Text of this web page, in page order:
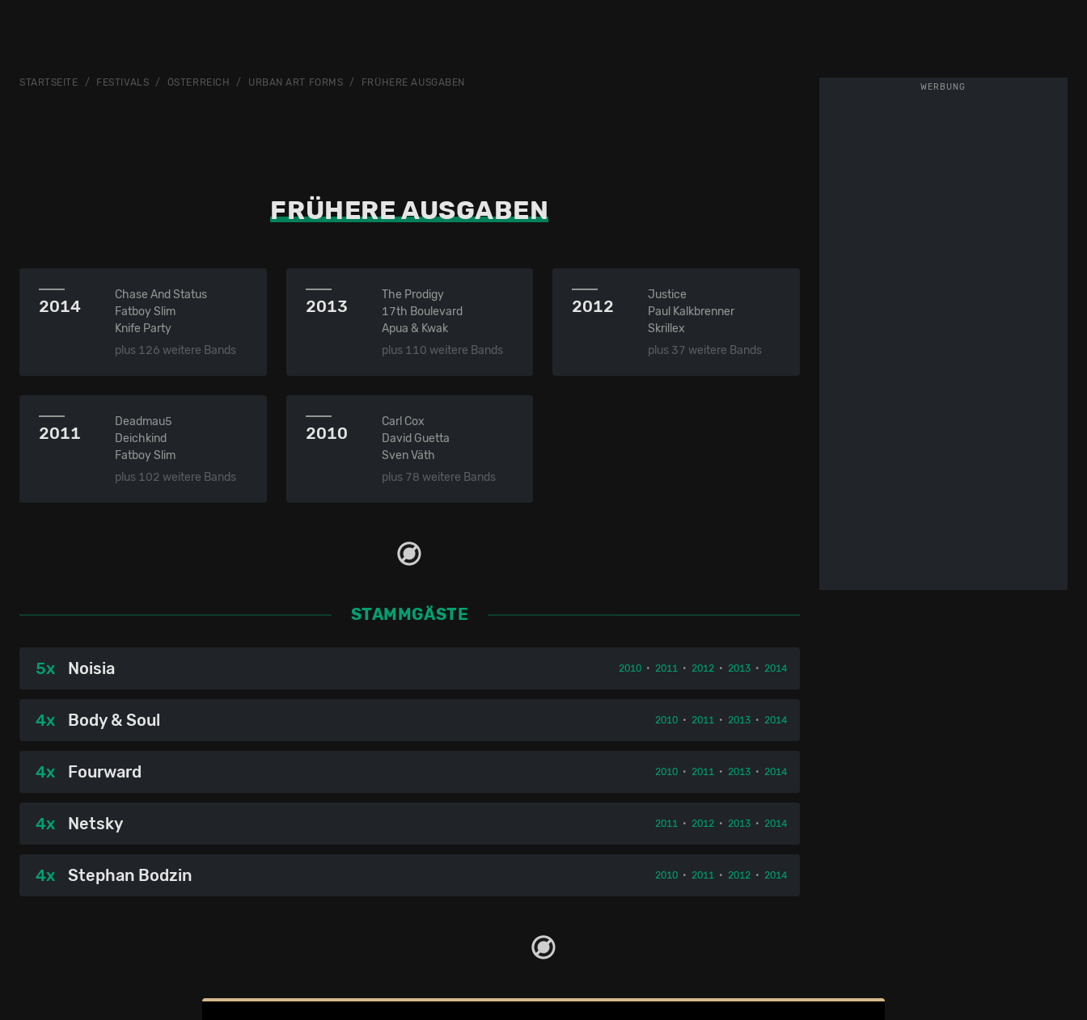
WERBUNG
STARTSEITE FESTIVALS ÖSTERREICH URBAN ART FORMS FRÜHERE AUSGABEN
FRÜHERE AUSGABEN
2014
Chase And Status
Fatboy Slim
Knife Party
plus 126 weitere Bands
2013
The Prodigy
17th Boulevard
Apua & Kwak
plus 110 weitere Bands
2012
Justice
Paul Kalkbrenner
Skrillex
plus 37 weitere Bands
2011
Deadmau5
Deichkind
Fatboy Slim
plus 102 weitere Bands
2010
Carl Cox
David Guetta
Sven Väth
plus 78 weitere Bands
STAMMGÄSTE
5x Noisia 2010• 2011• 2012• 2013• 2014
4x Body & Soul 2010• 2011• 2013• 2014
4x Fourward 2010• 2011• 2013• 2014
4x Netsky 2011• 2012• 2013• 2014
4x Stephan Bodzin 2010• 2011• 2012• 2014